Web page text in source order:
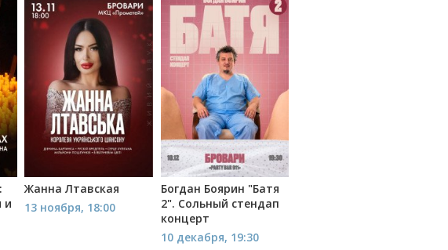
и
Жанна Лтавская
13 ноября, 18:00
Богдан Боярин "Батя
2". Сольный стендап
концерт
10 декабря, 19:30